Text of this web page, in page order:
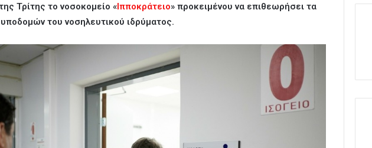
Τρίτης το νοσοκομείο «Ιπποκράτειο» προκειμένου να επιθεωρήσει τα
του νοσηλευτικού ιδρύματος.